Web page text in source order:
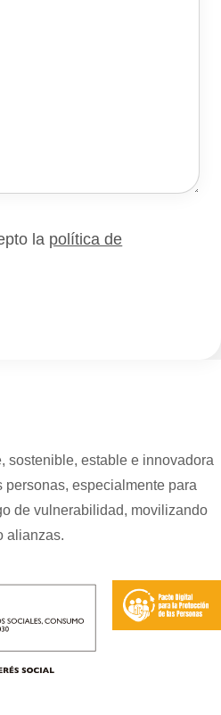
la política de
sostenible, estable e innovadora
especialmente para
de vulnerabilidad, movilizando
alianzas.